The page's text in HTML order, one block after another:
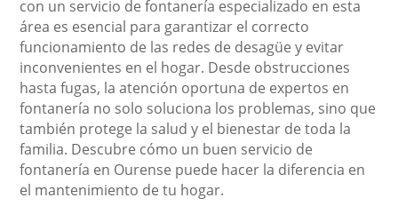
con un servicio de fontanería especializado en esta
área es esencial para garantizar el correcto
funcionamiento de las redes de desagüe y evitar
inconvenientes en el hogar. Desde obstrucciones
hasta fugas, la atención oportuna de expertos en
fontanería no solo soluciona los problemas, sino que
también protege la salud y el bienestar de toda la
familia. Descubre cómo un buen servicio de
fontanería en Ourense puede hacer la diferencia en
el mantenimiento de tu hogar.